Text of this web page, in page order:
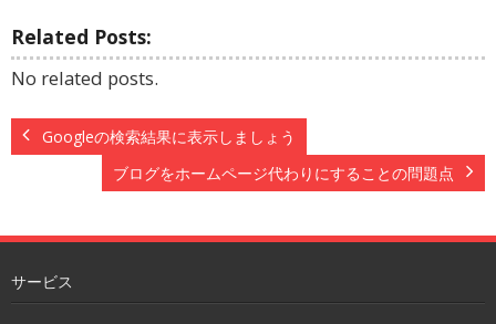
Related Posts:
No related posts.
Googleの検索結果に表示しましょう
ブログをホームページ代わりにすることの問題点
サービス